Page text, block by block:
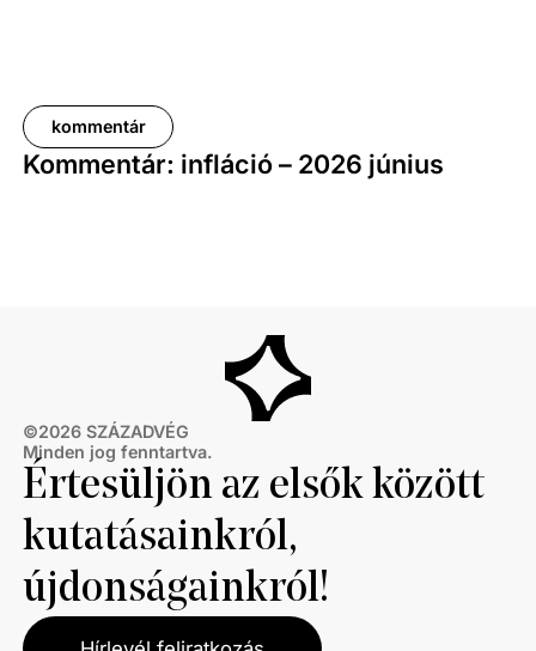
kommentár
Kommentár: infláció – 2026 június
©2026 SZÁZADVÉG
Minden jog fenntartva.
Értesüljön az elsők között
kutatásainkról,
újdonságainkról!